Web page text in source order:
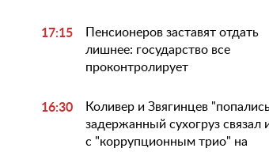
17:15
Пенсионеров заставят отдать
лишнее: государство все
проконтролирует
16:30
Коливер и Звягинцев
задержанный сухогруз связал
с "коррупционным трио" на